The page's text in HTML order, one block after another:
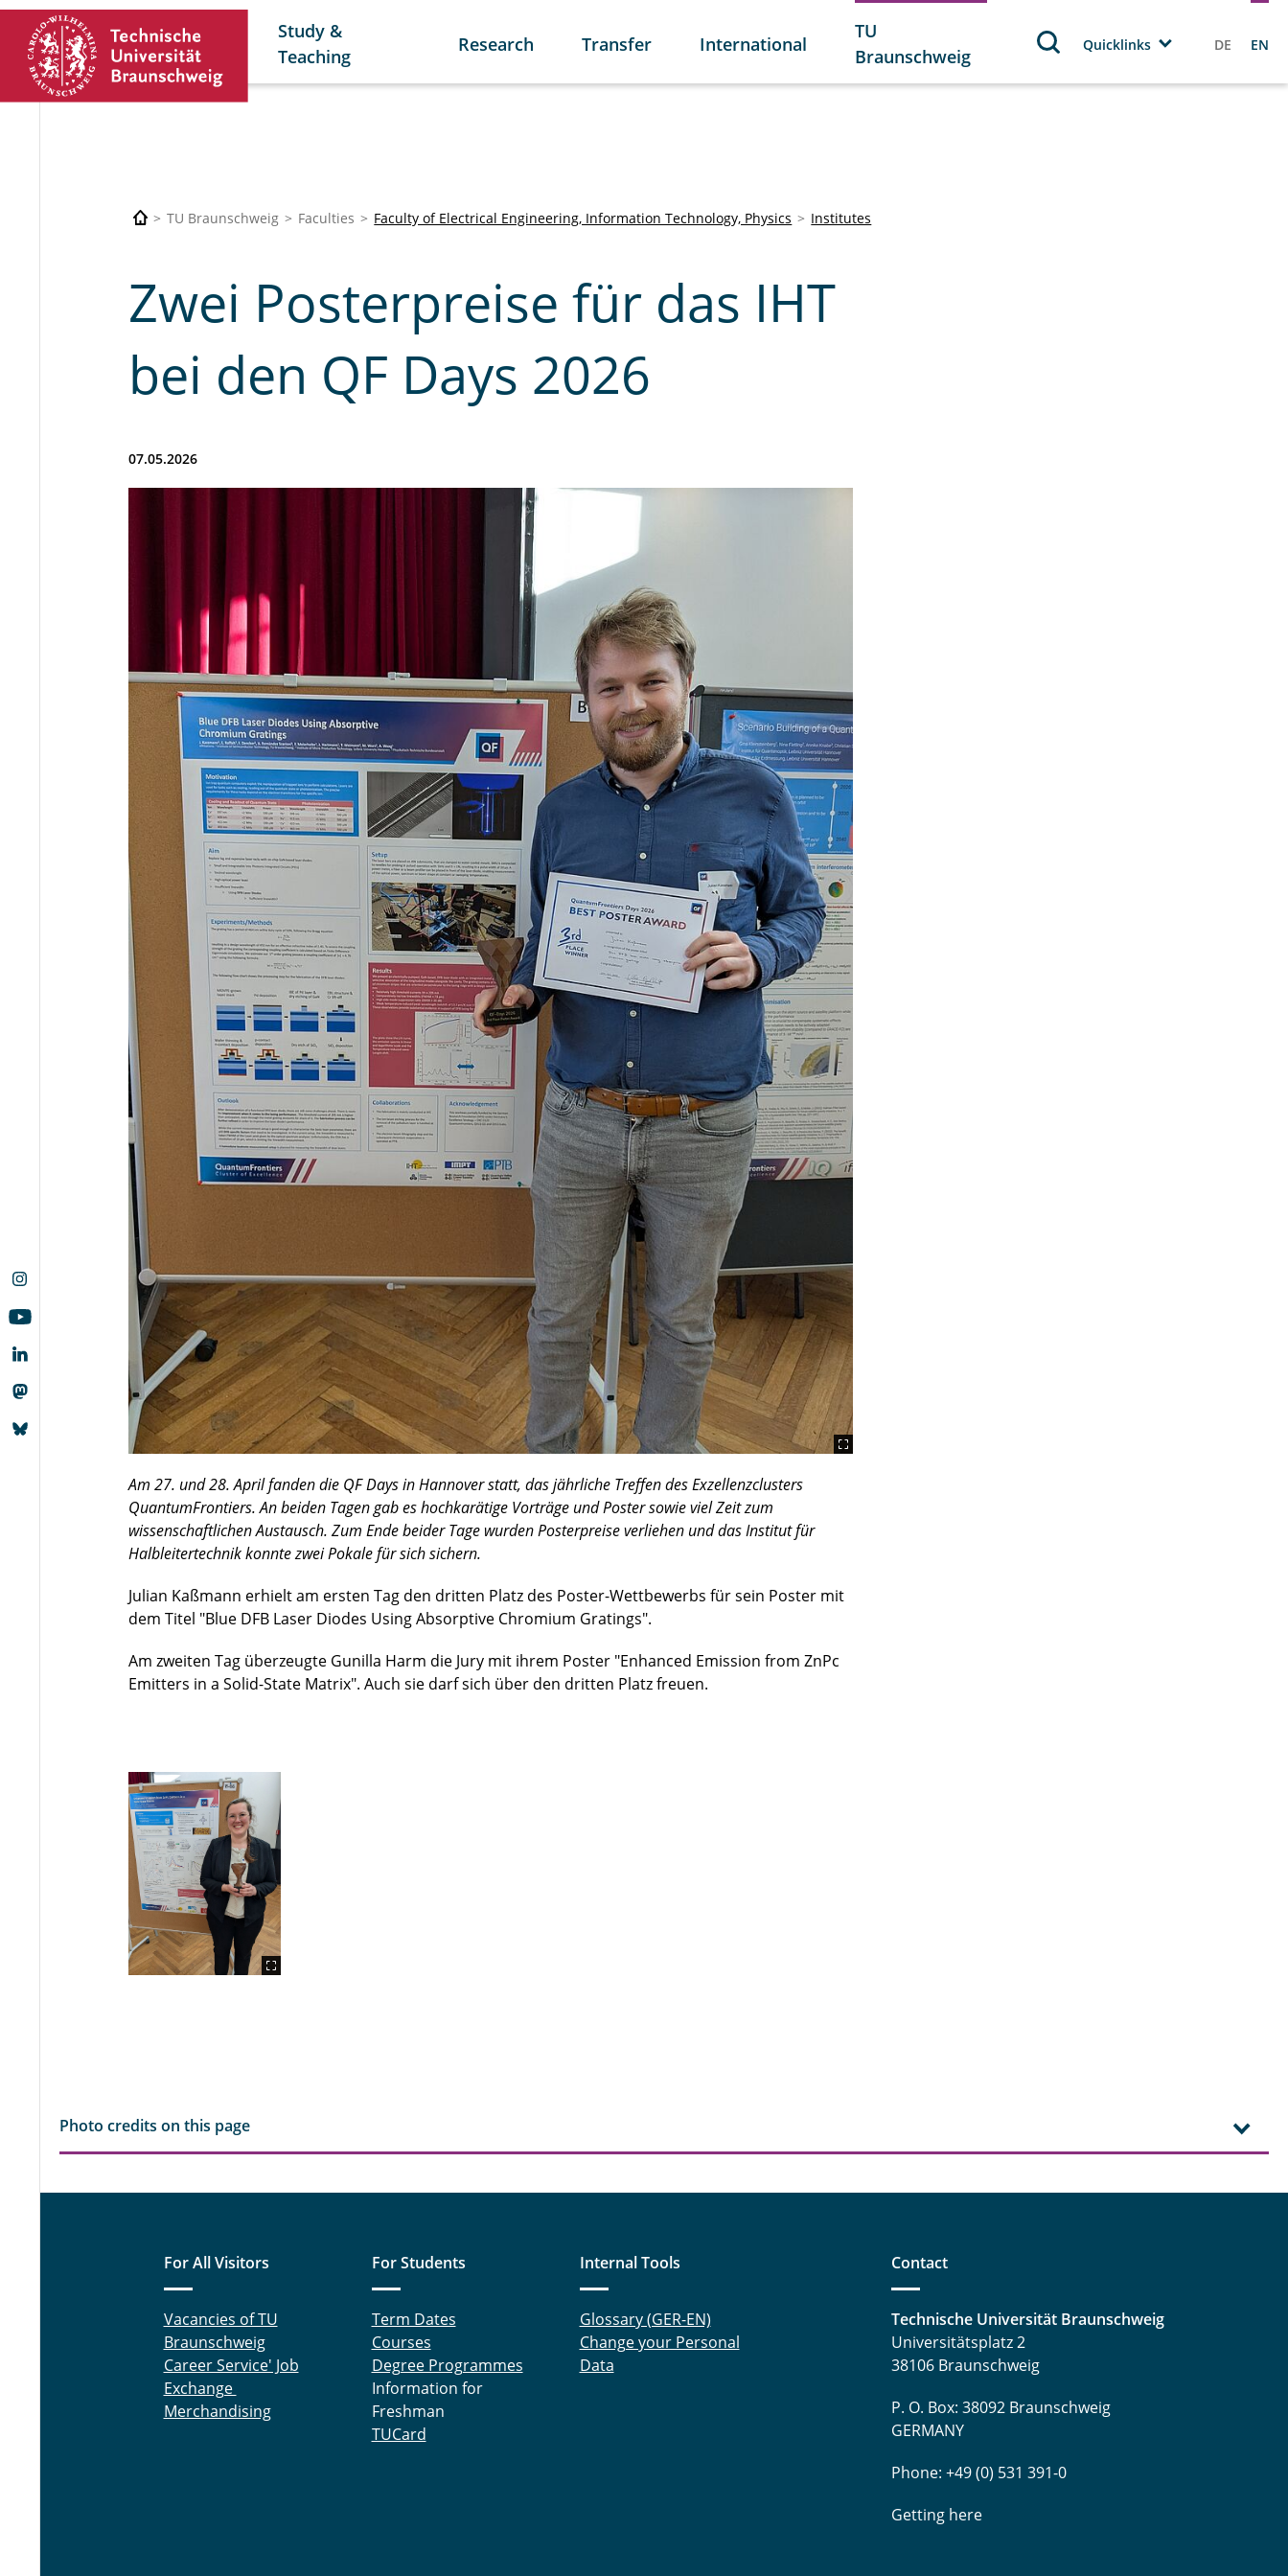
Study &
Teaching
Research Transfer International
TU
Braunschweig
Quicklinks DE EN
TU Braunschweig Faculties Faculty of Electrical Engineering, Information Technology, Physics Institutes
Zwei Posterpreise für das IHT
bei den QF Days 2026
07.05.2026
Am 27. und 28. April fanden die QF Days in Hannover statt, das jährliche Treffen des Exzellenzclusters
QuantumFrontiers. An beiden Tagen gab es hochkarätige Vorträge und Poster sowie viel Zeit zum
wissenschaftlichen Austausch. Zum Ende beider Tage wurden Posterpreise verliehen und das Institut für
Halbleitertechnik konnte zwei Pokale für sich sichern.
Julian Kaßmann erhielt am ersten Tag den dritten Platz des Poster-Wettbewerbs für sein Poster mit
dem Titel "Blue DFB Laser Diodes Using Absorptive Chromium Gratings".
Am zweiten Tag überzeugte Gunilla Harm die Jury mit ihrem Poster "Enhanced Emission from ZnPc
Emitters in a Solid-State Matrix". Auch sie darf sich über den dritten Platz freuen.
Photo credits on this page
For All Visitors
Vacancies of TU
Braunschweig
Career Service' Job
Exchange
Merchandising
For Students
Term Dates
Courses
Degree Programmes
Information for
Freshman
TUCard
Internal Tools
Glossary (GER-EN)
Change your Personal
Data
Contact
Technische Universität Braunschweig
Universitätsplatz 2
38106 Braunschweig
P. O. Box: 38092 Braunschweig
GERMANY
Phone: +49 (0) 531 391-0
Getting here